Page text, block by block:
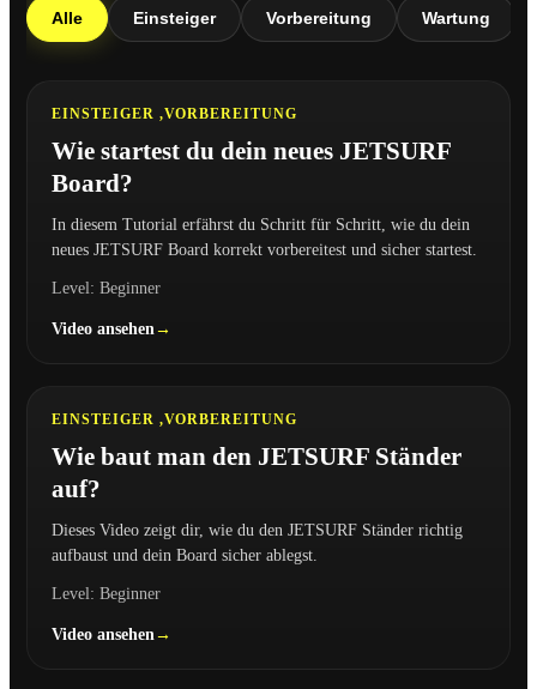
Alle Einsteiger Vorbereitung Wartung
EINSTEIGER ,VORBEREITUNG
Wie startest du dein neues JETSURF
Board?
In diesem Tutorial erfährst du Schritt für Schritt, wie du dein
neues JETSURF Board korrekt vorbereitest und sicher startest.
Level: Beginner
Video ansehen
EINSTEIGER ,VORBEREITUNG
Wie baut man den JETSURF Ständer
auf?
Dieses Video zeigt dir, wie du den JETSURF Ständer richtig
aufbaust und dein Board sicher ablegst.
Level: Beginner
Video ansehen